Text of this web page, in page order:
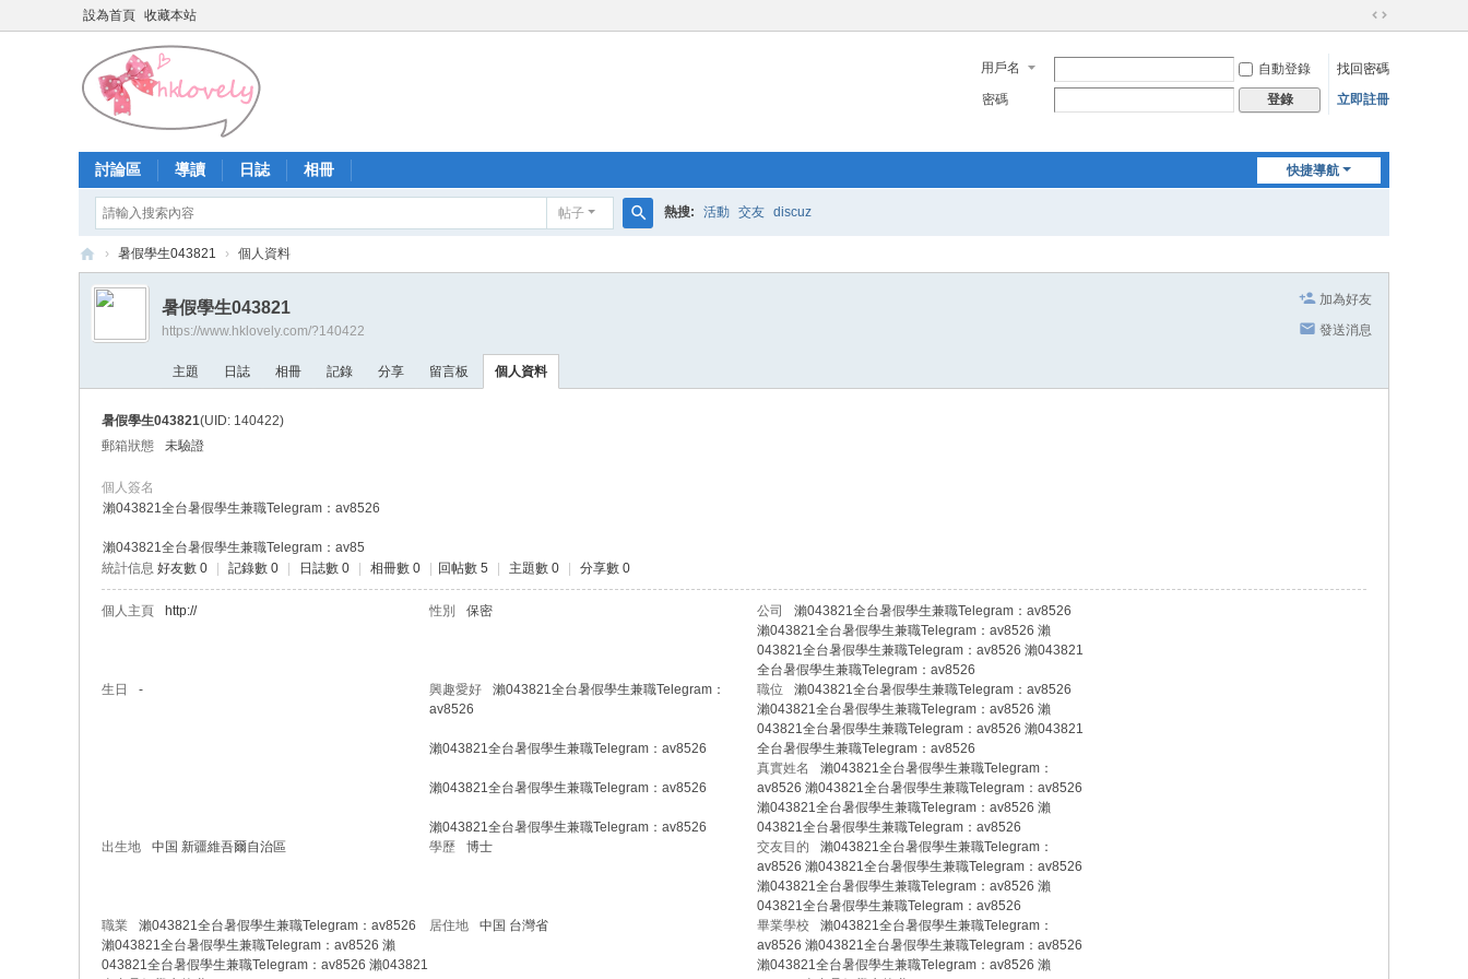
設為首頁 收藏本站
切
到
寬
用戶名 自動登錄
找回密碼
密碼
登錄 立即註冊
快捷導航
討論區 導讀 日誌 相冊
帖子
索
熱搜: 活動 交友 discuz
香
少
› 暑假學生043821 › 個人資料
加為好友
發送消息
暑假學生043821
https://www.hklovely.com/?140422
主題 日誌 相冊 記錄 分享 留言板 個人資料
暑假學生043821(UID: 140422)
郵箱狀態
未驗證
個人簽名
瀨043821全台暑假學生兼職Telegram：av8526
瀨043821全台暑假學生兼職Telegram：av85
統計信息 好友數 0 記錄數 0 日誌數 0 相冊數 0 回帖數 5 主題數 0 分享數 0
個人主頁 http:// 性別 保密 公司
瀨043821全台暑假學生兼職Telegram：av8526
瀨043821全台暑假學生兼職Telegram：av8526 瀨
043821全台暑假學生兼職Telegram：av8526 瀨043821
全台暑假學生兼職Telegram：av8526
生日
- 興趣愛好
瀨043821全台暑假學生兼職Telegram：
av8526
瀨043821全台暑假學生兼職Telegram：av8526
瀨043821全台暑假學生兼職Telegram：av8526
瀨043821全台暑假學生兼職Telegram：av8526
職位
瀨043821全台暑假學生兼職Telegram：av8526
瀨043821全台暑假學生兼職Telegram：av8526 瀨
043821全台暑假學生兼職Telegram：av8526 瀨043821
全台暑假學生兼職Telegram：av8526
真實姓名
瀨043821全台暑假學生兼職Telegram：
av8526 瀨043821全台暑假學生兼職Telegram：av8526
瀨043821全台暑假學生兼職Telegram：av8526 瀨
043821全台暑假學生兼職Telegram：av8526
出生地
中国 新疆維吾爾自治區 學歷 博士 交友目的
瀨043821全台暑假學生兼職Telegram：
av8526 瀨043821全台暑假學生兼職Telegram：av8526
瀨043821全台暑假學生兼職Telegram：av8526 瀨
043821全台暑假學生兼職Telegram：av8526
職業
瀨043821全台暑假學生兼職Telegram：av8526
瀨043821全台暑假學生兼職Telegram：av8526 瀨
043821全台暑假學生兼職Telegram：av8526 瀨043821
居住地 中国 台灣省 畢業學校
瀨043821全台暑假學生兼職Telegram：
av8526 瀨043821全台暑假學生兼職Telegram：av8526
瀨043821全台暑假學生兼職Telegram：av8526 瀨